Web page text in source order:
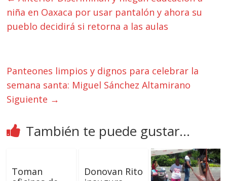
niña en Oaxaca por usar pantalón y ahora su
pueblo decidirá si retorna a las aulas
Panteones limpios y dignos para celebrar la
semana santa: Miguel Sánchez Altamirano
Siguiente →
También te puede gustar...
Toman
Donovan Rito